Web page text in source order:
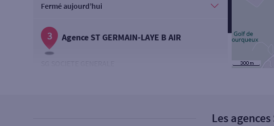
Fermé aujourd’hui
3 Agence ST GERMAIN-LAYE B AIR
Les